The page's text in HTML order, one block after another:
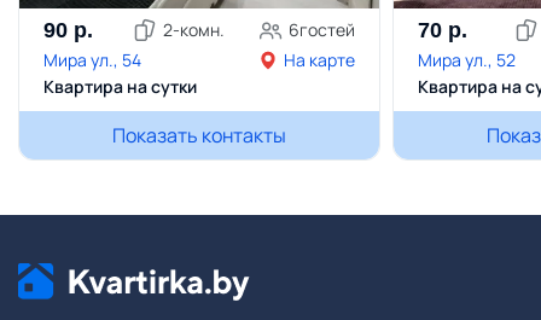
90 р. 2-комн. 6гостей
Мира ул., 54
На карте
Квартира на сутки
Показать контакты
70 р.
Мира ул., 52
Квартира на